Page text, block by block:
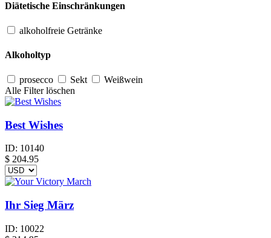
Diätetische Einschränkungen
alkoholfreie Getränke
Alkoholtyp
prosecco Sekt
Weißwein
Alle Filter löschen
Best Wishes
ID: 10140
$ 204.95
Ihr Sieg März
ID: 10022